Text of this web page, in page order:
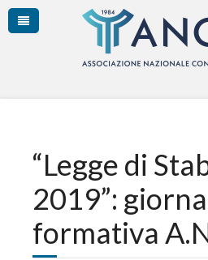
“Legge di
2019”:
formativa